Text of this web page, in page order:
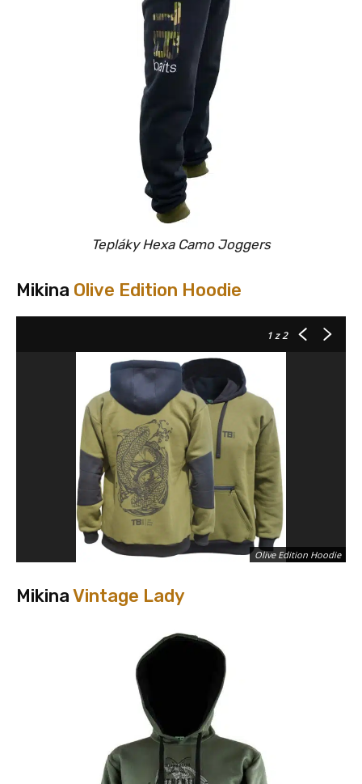
Tepláky Hexa Camo Joggers
Mikina Olive Edition Hoodie
1z 2
Olive Edition Hoodie
MikinaVintage Lady